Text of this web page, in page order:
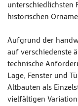
unterschiedlichsten
historischen
Aufgrund der
auf verschiedenste
technische
Lage, Fenster und
Altbauten als
vielfältigen